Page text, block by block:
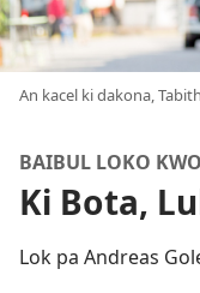
An kacel ki dakona,
BAIBUL LOKO
Ki Bota,
Lok pa Andreas